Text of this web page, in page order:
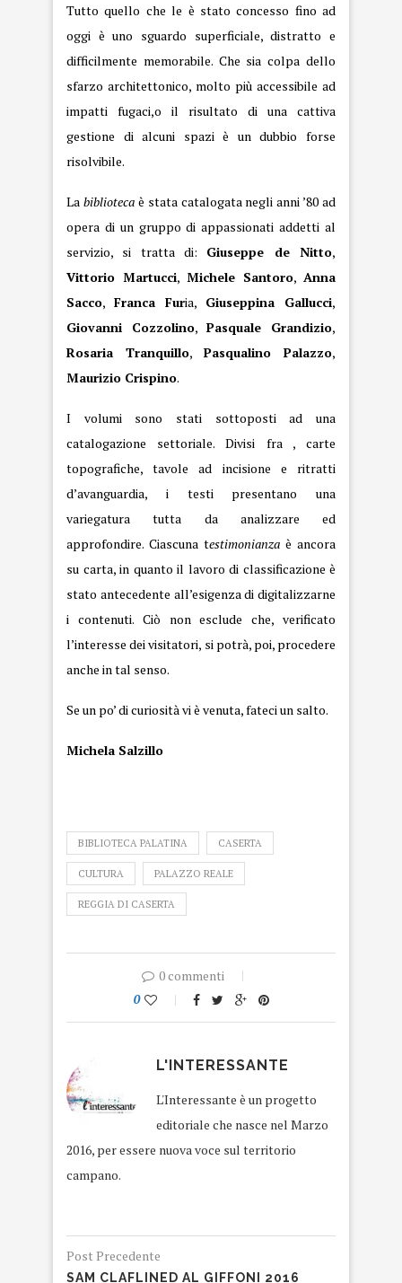
Tutto quello che le è stato concesso fino ad
oggi è uno sguardo superficiale, distratto e
difficilmente memorabile. Che sia colpa dello
sfarzo architettonico, molto più accessibile ad
impatti fugaci,o il risultato di una cattiva
gestione di alcuni spazi è un dubbio forse
risolvibile.
La bibliotecaè stata catalogata negli anni ’80 ad
opera di un gruppo di appassionati addetti al
servizio, si tratta di: Giuseppe de Nitto,
Vittorio Martucci, Michele Santoro, Anna
Sacco, Franca Furia, Giuseppina Gallucci,
Giovanni Cozzolino, Pasquale Grandizio,
Rosaria Tranquillo, Pasqualino Palazzo,
Maurizio Crispino.
I volumi sono stati sottoposti ad una
catalogazione settoriale. Divisi fra , carte
topografiche, tavole ad incisione e ritratti
d’avanguardia, i testi presentano una
variegatura tutta da analizzare ed
approfondire. Ciascuna testimonianza è ancora
su carta, in quanto il lavoro di classificazione è
stato antecedente all’esigenza di digitalizzarne
i contenuti. Ciò non esclude che, verificato
l’interesse dei visitatori, si potrà, poi, procedere
anche in tal senso.
Se un po’ di curiosità vi è venuta, fateci un salto.
Michela Salzillo
BIBLIOTECA PALATINA CASERTA
CULTURA PALAZZO REALE
REGGIA DI CASERTA
0 commenti
0
L'INTERESSANTE
L'Interessante è un progetto
editoriale che nasce nel Marzo
2016, per essere nuova voce sul territorio
campano.
Post Precedente
SAM CLAFLINED AL GIFFONI 2016